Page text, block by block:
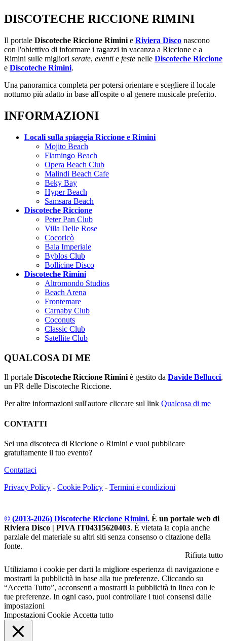
DISCOTECHE RICCIONE RIMINI
Il portale Discoteche Riccione Rimini e Riviera Disco nascono
con l'obiettivo di informare i ragazzi in vacanza a Riccione e a
Rimini sulle migliori serate, eventi e feste nelle Discoteche Riccione
e Discoteche Rimini.
Una panoramica completa per potersi orientare e scegliere il locale
notturno più adatto in base all'ospite o al genere musicale preferito.
INFORMAZIONI
Locali sulla spiaggia Riccione e Rimini
Mojito Beach
Flamingo Beach
Opera Beach Club
Malindi Beach Cafe
Beky Bay
Hyper Beach
Samsara Beach
Discoteche Riccione
Peter Pan Club
Villa Delle Rose
Cocoricò
Baia Imperiale
Byblos Club
Bollicine Disco
Discoteche Rimini
Altromondo Studios
Beach Arena
Frontemare
Carnaby Club
Coconuts
Classic Club
Satellite Club
QUALCOSA DI ME
Il portale Discoteche Riccione Riminiè gestito da Davide Bellucci,
un PR delle Discoteche Riccione.
Per altre informazioni sull'autore cliccare sul link Qualcosa di me
CONTATTI
Sei una discoteca di Riccione o Rimini e vuoi pubblicare
gratuitamente il tuo evento?
Contattaci
Privacy Policy - Cookie Policy - Termini e condizioni
© (2013-2026) Discoteche Riccione Rimini. È un portale web di
Riviera Disco | PIVA IT04315620403. È vietata la copia anche
parziale del materiale su altri siti senza consenso o citazione della
fonte.
Rifiuta tutto
Utiliziamo i cookie per darti la migliore esperienza di navigazione e
mostrarti la pubblicità in base alla tue preferenze. Cliccando su
“Accetta Tutto”, acconsenti a mostrarti la pubblicità in linea con le
tue preferenze. In ogni caso, puoi controllare i tuoi consensi dalle
impostazioni
Impostazioni Cookie Accetta tutto